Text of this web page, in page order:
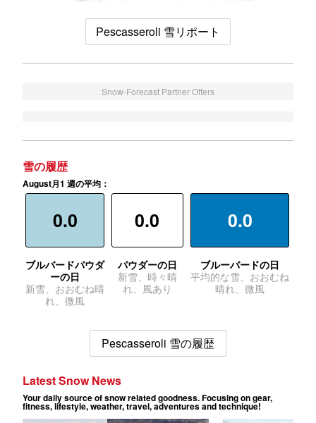
Pescasseroli 雪リポート
Snow-Forecast Partner Offers
雪の履歴
August月1 週の平均：
0.0
ブルバードパウダ
ーの日
新雪、おおむね晴
れ、微風
0.0
パウダーの日
新雪、時々晴
れ、風あり
0.0
ブルーバードの日
平均的な雪、おおむね
晴れ、微風
Pescasseroli 雪の履歴